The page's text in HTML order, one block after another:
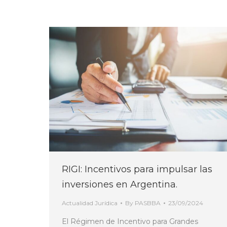
RIGI: Incentivos para impulsar las
inversiones en Argentina.
Actualidad Jurídica By PASBBA 23/09/2024
El Régimen de Incentivo para Grandes